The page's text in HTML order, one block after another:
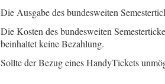
Die Ausgabe des bundesweiten
Die Kosten des bundesweiten
beinhaltet keine Bezahlung.
Sollte der Bezug eines HandyTickets